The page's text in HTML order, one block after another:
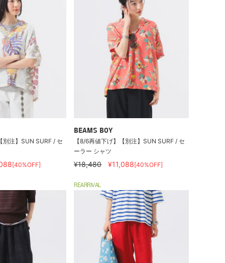
注】SUN SURF / セ
[40%OFF]
BEAMS BOY
【8/6再値下げ】【別注】SUN SURF / セ
ーラー シャツ
¥18,480 ¥11,088[40%OFF]
REARRIVAL